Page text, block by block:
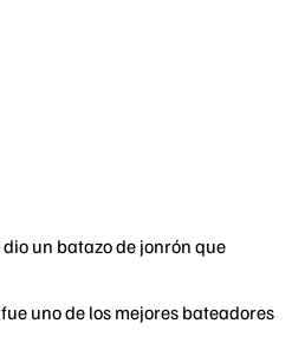
un batazo de jonrón que
uno de los mejores bateadores